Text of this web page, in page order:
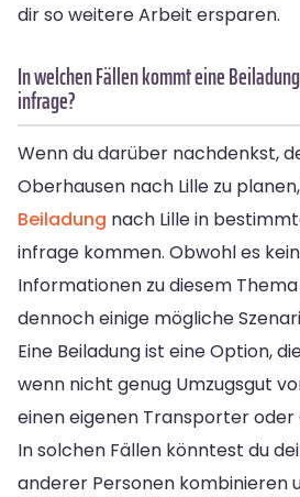
dir so weitere Arbeit ersparen.
In welchen Fällen kommt eine
infrage?
Wenn du darüber nachdenkst,
Oberhausen nach Lille zu
Beiladung nach Lille in
infrage kommen. Obwohl es
Informationen zu diesem
dennoch einige mögliche
Eine Beiladung ist eine Option,
wenn nicht genug Umzugsgut
einen eigenen Transporter oder
In solchen Fällen könntest du
anderer Personen kombinieren